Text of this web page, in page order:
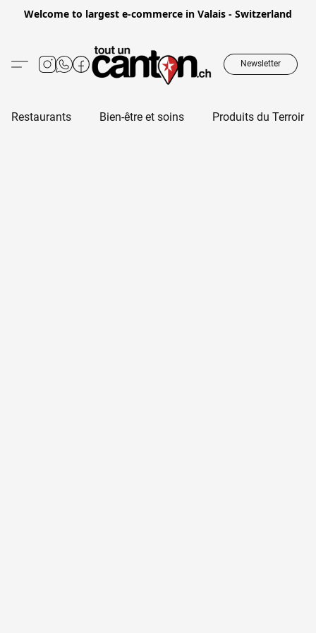
Welcome to largest e-commerce in Valais - Switzerland
Newsletter
Restaurants Bien-être et soins Produits du Terroir